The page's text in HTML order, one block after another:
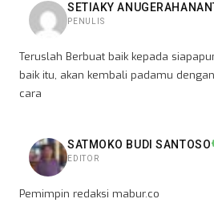
SETIAKY
PENULIS
Teruslah Berbuat baik kepada
baik itu, akan kembali padamu
cara
SATMOKO BUDI SANTOSO
EDITOR
Pemimpin redaksi mabur.co